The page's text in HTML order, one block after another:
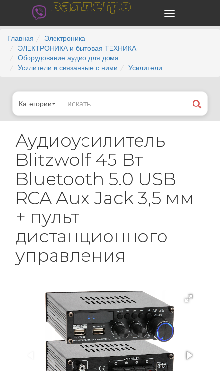
валлегро
Главная
Электроника
ЭЛЕКТРОНИКА и бытовая ТЕХНИКА
Оборудование аудио для дома
Усилители и связанные с ними
Усилители
Категории
Аудиоусилитель
Blitzwolf 45 Вт
Bluetooth 5.0 USB
RCA Aux Jack 3,5 мм
+ пульт
дистанционного
управления